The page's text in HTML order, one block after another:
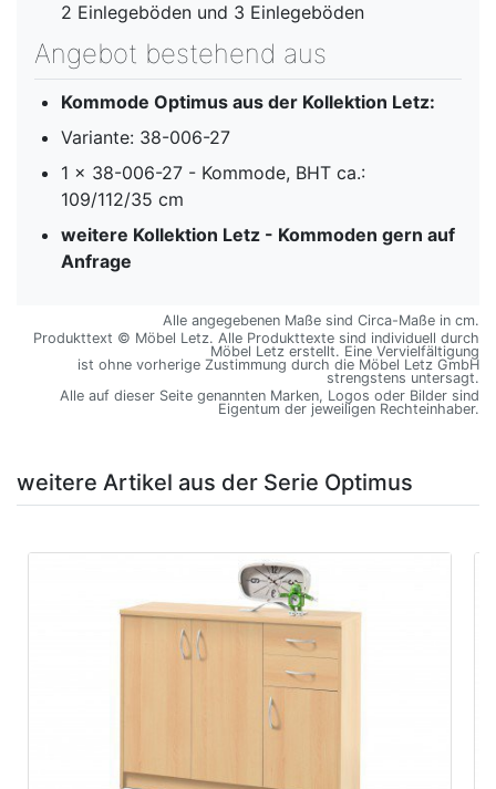
2 Einlegeböden und 3 Einlegeböden
Angebot bestehend aus
Kommode Optimus aus der Kollektion Letz:
Variante: 38-006-27
1 x 38-006-27 - Kommode, BHT ca.:
109/112/35 cm
weitere Kollektion Letz - Kommoden gern auf
Anfrage
Alle angegebenen Maße sind Circa-Maße in cm.
Produkttext © Möbel Letz. Alle Produkttexte sind individuell durch
Möbel Letz erstellt. Eine Vervielfältigung
ist ohne vorherige Zustimmung durch die Möbel Letz GmbH
strengstens untersagt.
Alle auf dieser Seite genannten Marken, Logos oder Bilder sind
Eigentum der jeweiligen Rechteinhaber.
weitere Artikel aus der Serie Optimus